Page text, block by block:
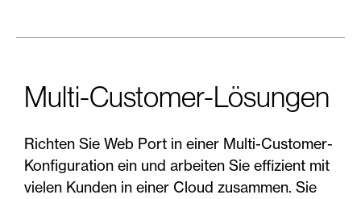
Multi-Customer-Lösungen
Richten Sie Web Port in einer Multi-Customer-
Konfiguration ein und arbeiten Sie effizient mit
vielen Kunden in einer Cloud zusammen. Sie